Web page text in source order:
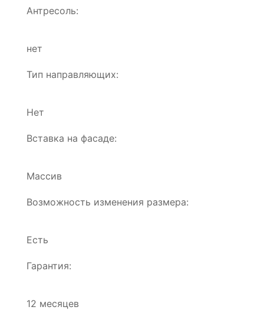
Антресоль:
нет
Тип направляющих:
Нет
Вставка на фасаде:
Массив
Возможность изменения размера:
Есть
Гарантия:
12 месяцев